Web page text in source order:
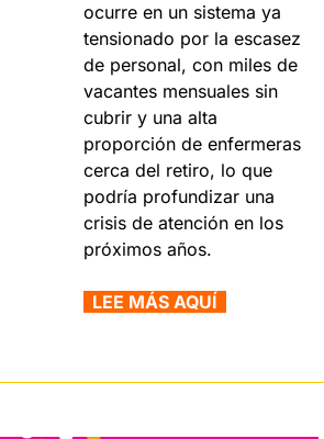
ocurre en un sistema ya
tensionado por la escasez
de personal, con miles de
vacantes mensuales sin
cubrir y una alta
proporción de enfermeras
cerca del retiro, lo que
podría profundizar una
crisis de atención en los
próximos años.
  LEE MÁS AQUÍ